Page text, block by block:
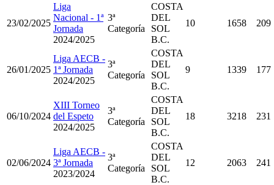
23/02/2025
Liga
Nacional - 1ª
Jornada
2024/2025
3ª
Categoría
COSTA
DEL
SOL
B.C.
10 1658 209
26/01/2025
Liga AECB -
1ª Jornada
2024/2025
3ª
Categoría
COSTA
DEL
SOL
B.C.
9 1339 177
06/10/2024
XIII Torneo
del Espeto
2024/2025
3ª
Categoría
COSTA
DEL
SOL
B.C.
18 3218 231
02/06/2024
Liga AECB -
3ª Jornada
2023/2024
3ª
Categoría
COSTA
DEL
SOL
B.C.
12 2063 241